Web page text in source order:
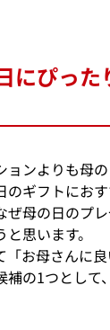
にぴった
ョンよりも母
ギフトにおす
ぜ母の日のプ
思います。
「お母さんに
補の1つとして